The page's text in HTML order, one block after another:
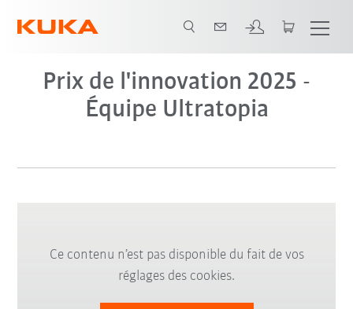
Prix de l'innovation 2025 -
Équipe Ultratopia
Ce contenu n’est pas disponible du fait de vos
réglages des cookies.